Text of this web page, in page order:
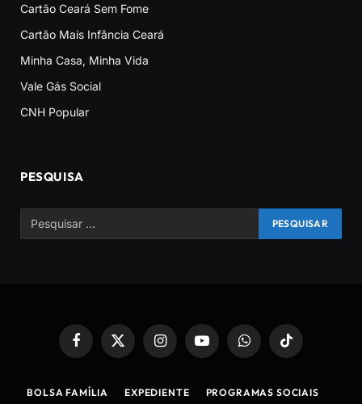
Cartão Ceará Sem Fome
Cartão Mais Infância Ceará
Minha Casa, Minha Vida
Vale Gás Social
CNH Popular
PESQUISA
Facebook
X
(Twitter)
InstagramYouTubeWhatsAppTikTok
BOLSA FAMÍLIA EXPEDIENTE PROGRAMAS SOCIAIS